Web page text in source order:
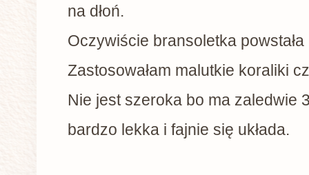
na dłoń.
Oczywiście bransoletka
Zastosowałam malutkie koraliki
Nie jest szeroka bo ma zaledwie
bardzo lekka i fajnie się układa.